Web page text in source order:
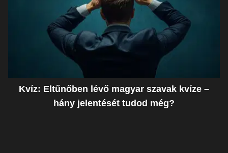
Kvíz: Eltűnőben lévő magyar szavak kvíze –
hány jelentését tudod még?